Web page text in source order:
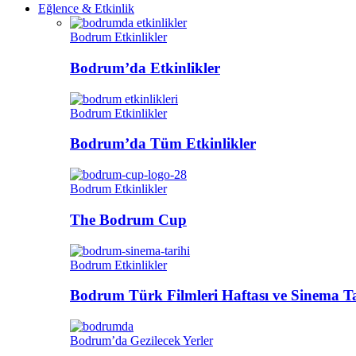
Eğlence & Etkinlik
Bodrum Etkinlikler
Bodrum’da Etkinlikler
Bodrum Etkinlikler
Bodrum’da Tüm Etkinlikler
Bodrum Etkinlikler
The Bodrum Cup
Bodrum Etkinlikler
Bodrum Türk Filmleri Haftası ve Sinema
Bodrum’da Gezilecek Yerler